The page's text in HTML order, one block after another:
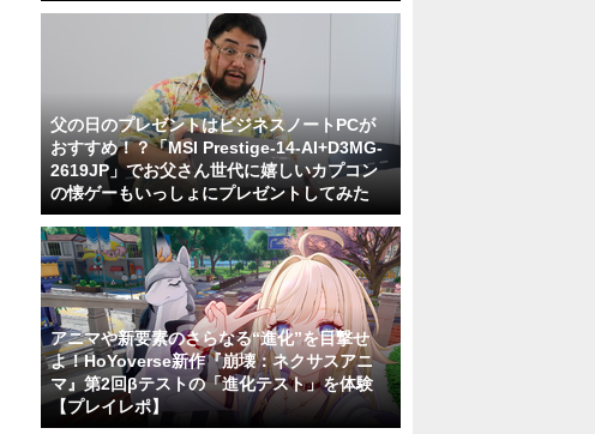
父の日のプレゼントはビジネスノートPCが
おすすめ！？「MSI Prestige-14-AI+D3MG-
2619JP」でお父さん世代に嬉しいカプコン
の懐ゲーもいっしょにプレゼントしてみた
アニマや新要素のさらなる“進化”を目撃せ
よ！HoYoverse新作『崩壊：ネクサスアニ
マ』第2回βテストの「進化テスト」を体験
【プレイレポ】